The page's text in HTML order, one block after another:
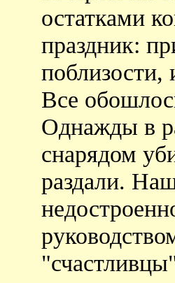
остатками
праздник:
поблизости,
Все
Однажды в
снарядом
раздали.